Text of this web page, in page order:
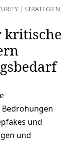
| STRATEGIEN
kritische
und
und